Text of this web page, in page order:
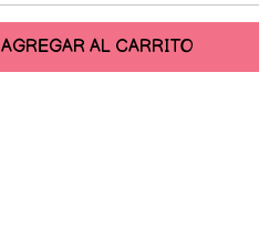
AGREGAR AL CARRITO